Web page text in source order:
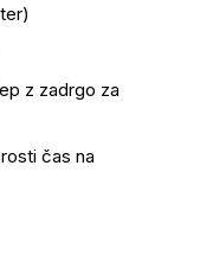
z zadrgo za
čas na